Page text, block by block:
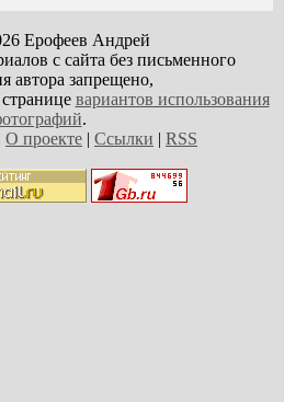
Ерофеев Андрей
с сайта без письменного
автора запрещено,
вариантов использования
.
О проекте | Ссылки | RSS